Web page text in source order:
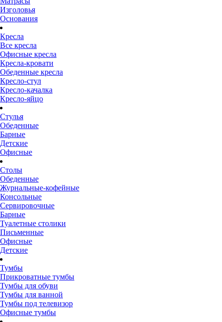
Изголовья
Основания
Кресла
Все кресла
Офисные кресла
Кресла-кровати
Обеденные кресла
Кресло-стул
Кресло-качалка
Кресло-яйцо
Стулья
Обеденные
Барные
Детские
Офисные
Столы
Обеденные
Журнальные-кофейные
Консольные
Сервировочные
Барные
Туалетные столики
Письменные
Офисные
Детские
Тумбы
Прикроватные тумбы
Тумбы для обуви
Тумбы для ванной
Тумбы под телевизор
Офисные тумбы